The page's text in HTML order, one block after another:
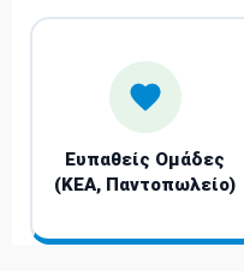
Ευπαθείς Ομάδες
(KEA, Παντοπωλείο)